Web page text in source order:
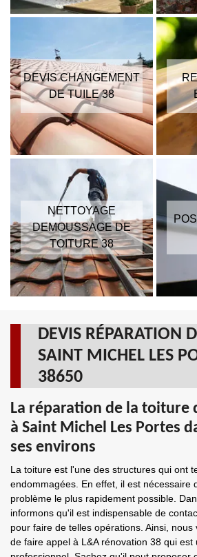
DEVIS CHANGEMENT
DE TUILE 38
NETTOYAGE
DEMOUSSAGE DE
TOITURE 38
DEVIS RÉPARATION
SAINT MICHEL LES
38650
La réparation de la toiture
à Saint Michel Les Portes
ses environs
La toiture est l'une des structures qui ont
endommagées. En effet, il est nécessaire
problème le plus rapidement possible.
informons qu'il est indispensable de
pour faire de telles opérations. Ainsi,
de faire appel à L&A rénovation 38 qui est